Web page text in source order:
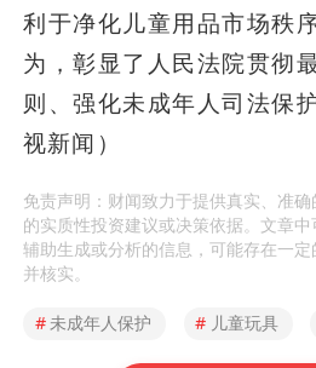
利于净化儿童用品市场秩
为，彰显了人民法院贯彻
则、强化未成年人司法保
视新闻）
免责声明：财闻致力于提供真实、准
的实质性投资建议或决策依据。文章
辅助生成或分析的信息，可能存在一
并核实。
#未成年人保护 # 儿童玩具